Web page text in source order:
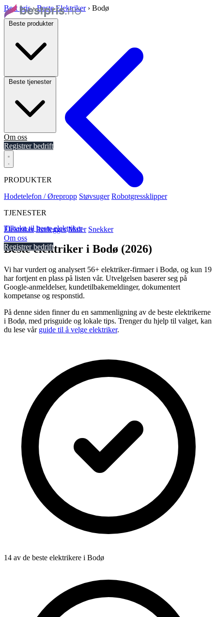
Beste produkter
Beste tjenester
Om oss
Registrer bedrift
PRODUKTER
Hodetelefon / Ørepropp Støvsuger Robotgressklipper
TJENESTER
Elektriker Rørlegger Maler Snekker
Om oss
Registrer bedrift
Best pris › Beste Elektriker › Bodø
Tilbake til beste elektriker
Beste elektriker i Bodø (2026)
Vi har vurdert og analysert 56+ elektriker-firmaer i Bodø, og kun 19
har fortjent en plass på listen vår. Utvelgelsen baserer seg på
Google-anmeldelser, kundetilbakemeldinger, dokumentert
kompetanse og responstid.
På denne siden finner du en sammenligning av de beste elektrikerne
i Bodø, med prisguide og lokale tips. Trenger du hjelp til valget, kan
du lese vår guide til å velge elektriker.
14 av de beste elektrikere i Bodø